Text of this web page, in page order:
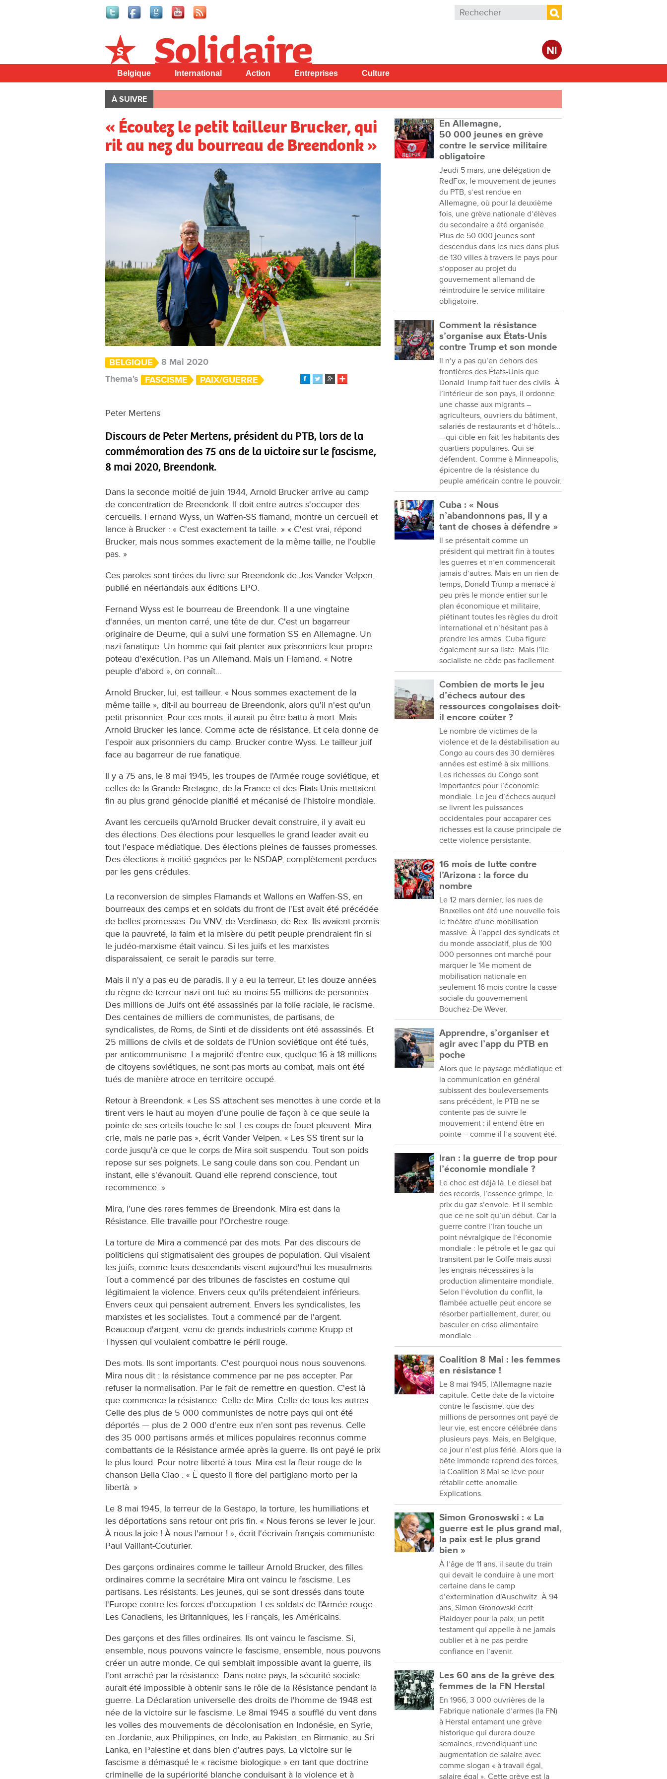
Formulaire de recherche
Rechercher
Nl
Solidaire
Belgique International Action Entreprises Culture
À SUIVRE
« Écoutez le petit tailleur Brucker, qui
rit au nez du bourreau de Breendonk »
BELGIQUE
8 Mai 2020
Thema's
FASCISME PAIX/GUERRE
Peter Mertens
Discours de Peter Mertens, président du PTB, lors de la
commémoration des 75 ans de la victoire sur le fascisme,
8 mai 2020, Breendonk.
Dans la seconde moitié de juin 1944, Arnold Brucker arrive au camp
de concentration de Breendonk. Il doit entre autres s'occuper des
cercueils. Fernand Wyss, un Waffen-SS flamand, montre un cercueil et
lance à Brucker : « C'est exactement ta taille. » « C'est vrai, répond
Brucker, mais nous sommes exactement de la même taille, ne l'oublie
pas. »
Ces paroles sont tirées du livre sur Breendonk de Jos Vander Velpen,
publié en néerlandais aux éditions EPO.
Fernand Wyss est le bourreau de Breendonk. Il a une vingtaine
d'années, un menton carré, une tête de dur. C'est un bagarreur
originaire de Deurne, qui a suivi une formation SS en Allemagne. Un
nazi fanatique. Un homme qui fait planter aux prisonniers leur propre
poteau d'exécution. Pas un Allemand. Mais un Flamand. « Notre
peuple d'abord », on connaît...
Arnold Brucker, lui, est tailleur. « Nous sommes exactement de la
même taille », dit-il au bourreau de Breendonk, alors qu'il n'est qu'un
petit prisonnier. Pour ces mots, il aurait pu être battu à mort. Mais
Arnold Brucker les lance. Comme acte de résistance. Et cela donne de
l'espoir aux prisonniers du camp. Brucker contre Wyss. Le tailleur juif
face au bagarreur de rue fanatique.
Il y a 75 ans, le 8 mai 1945, les troupes de l'Armée rouge soviétique, et
celles de la Grande-Bretagne, de la France et des États-Unis mettaient
fin au plus grand génocide planifié et mécanisé de l'histoire mondiale.
Avant les cercueils qu'Arnold Brucker devait construire, il y avait eu
des élections. Des élections pour lesquelles le grand leader avait eu
tout l'espace médiatique. Des élections pleines de fausses promesses.
Des élections à moitié gagnées par le NSDAP, complètement perdues
par les gens crédules.
La reconversion de simples Flamands et Wallons en Waffen-SS, en
bourreaux des camps et en soldats du front de l'Est avait été précédée
de belles promesses. Du VNV, de Verdinaso, de Rex. Ils avaient promis
que la pauvreté, la faim et la misère du petit peuple prendraient fin si
le judéo-marxisme était vaincu. Si les juifs et les marxistes
disparaissaient, ce serait le paradis sur terre.
Mais il n'y a pas eu de paradis. Il y a eu la terreur. Et les douze années
du règne de terreur nazi ont tué au moins 55 millions de personnes.
Des millions de Juifs ont été assassinés par la folie raciale, le racisme.
Des centaines de milliers de communistes, de partisans, de
syndicalistes, de Roms, de Sinti et de dissidents ont été assassinés. Et
25 millions de civils et de soldats de l'Union soviétique ont été tués,
par anticommunisme. La majorité d'entre eux, quelque 16 à 18 millions
de citoyens soviétiques, ne sont pas morts au combat, mais ont été
tués de manière atroce en territoire occupé.
Retour à Breendonk. « Les SS attachent ses menottes à une corde et la
tirent vers le haut au moyen d'une poulie de façon à ce que seule la
pointe de ses orteils touche le sol. Les coups de fouet pleuvent. Mira
crie, mais ne parle pas », écrit Vander Velpen. « Les SS tirent sur la
corde jusqu'à ce que le corps de Mira soit suspendu. Tout son poids
repose sur ses poignets. Le sang coule dans son cou. Pendant un
instant, elle s'évanouit. Quand elle reprend conscience, tout
recommence. »
Mira, l'une des rares femmes de Breendonk. Mira est dans la
Résistance. Elle travaille pour l'Orchestre rouge.
La torture de Mira a commencé par des mots. Par des discours de
politiciens qui stigmatisaient des groupes de population. Qui visaient
les juifs, comme leurs descendants visent aujourd'hui les musulmans.
Tout a commencé par des tribunes de fascistes en costume qui
légitimaient la violence. Envers ceux qu'ils prétendaient inférieurs.
Envers ceux qui pensaient autrement. Envers les syndicalistes, les
marxistes et les socialistes. Tout a commencé par de l'argent.
Beaucoup d'argent, venu de grands industriels comme Krupp et
Thyssen qui voulaient combattre le péril rouge.
Des mots. Ils sont importants. C'est pourquoi nous nous souvenons.
Mira nous dit : la résistance commence par ne pas accepter. Par
refuser la normalisation. Par le fait de remettre en question. C'est là
que commence la résistance. Celle de Mira. Celle de tous les autres.
Celle des plus de 5 000 communistes de notre pays qui ont été
déportés — plus de 2 000 d'entre eux n'en sont pas revenus. Celle
des 35 000 partisans armés et milices populaires reconnus comme
combattants de la Résistance armée après la guerre. Ils ont payé le prix
le plus lourd. Pour notre liberté à tous. Mira est la fleur rouge de la
chanson Bella Ciao : « È questo il fiore del partigiano morto per la
libertà. »
Le 8 mai 1945, la terreur de la Gestapo, la torture, les humiliations et
les déportations sans retour ont pris fin. « Nous ferons se lever le jour.
À nous la joie ! À nous l'amour ! », écrit l'écrivain français communiste
Paul Vaillant-Couturier.
Des garçons ordinaires comme le tailleur Arnold Brucker, des filles
ordinaires comme la secrétaire Mira ont vaincu le fascisme. Les
partisans. Les résistants. Les jeunes, qui se sont dressés dans toute
l'Europe contre les forces d'occupation. Les soldats de l'Armée rouge.
Les Canadiens, les Britanniques, les Français, les Américains.
Des garçons et des filles ordinaires. Ils ont vaincu le fascisme. Si,
ensemble, nous pouvons vaincre le fascisme, ensemble, nous pouvons
créer un autre monde. Ce qui semblait impossible avant la guerre, ils
l'ont arraché par la résistance. Dans notre pays, la sécurité sociale
aurait été impossible à obtenir sans le rôle de la Résistance pendant la
guerre. La Déclaration universelle des droits de l'homme de 1948 est
née de la victoire sur le fascisme. Le 8mai 1945 a soufflé du vent dans
les voiles des mouvements de décolonisation en Indonésie, en Syrie,
en Jordanie, aux Philippines, en Inde, au Pakistan, en Birmanie, au Sri
Lanka, en Palestine et dans bien d'autres pays. La victoire sur le
fascisme a démasqué le « racisme biologique » en tant que doctrine
criminelle de la supériorité blanche conduisant à la violence et à
En Allemagne,
50 000 jeunes en grève
contre le service militaire
obligatoire
Jeudi 5 mars, une délégation de
RedFox, le mouvement de jeunes
du PTB, s’est rendue en
Allemagne, où pour la deuxième
fois, une grève nationale d’élèves
du secondaire a été organisée.
Plus de 50 000 jeunes sont
descendus dans les rues dans plus
de 130 villes à travers le pays pour
s’opposer au projet du
gouvernement allemand de
réintroduire le service militaire
obligatoire.
Comment la résistance
s’organise aux États-Unis
contre Trump et son monde
Il n’y a pas qu’en dehors des
frontières des États-Unis que
Donald Trump fait tuer des civils. À
l’intérieur de son pays, il ordonne
une chasse aux migrants –
agriculteurs, ouvriers du bâtiment,
salariés de restaurants et d’hôtels…
– qui cible en fait les habitants des
quartiers populaires. Qui se
défendent. Comme à Minneapolis,
épicentre de la résistance du
peuple américain contre le pouvoir.
Cuba : « Nous
n’abandonnons pas, il y a
tant de choses à défendre »
Il se présentait comme un
président qui mettrait fin à toutes
les guerres et n’en commencerait
jamais d’autres. Mais en un rien de
temps, Donald Trump a menacé à
peu près le monde entier sur le
plan économique et militaire,
piétinant toutes les règles du droit
international et n’hésitant pas à
prendre les armes. Cuba figure
également sur sa liste. Mais l’île
socialiste ne cède pas facilement.
Combien de morts le jeu
d’échecs autour des
ressources congolaises doit-
il encore coûter ?
Le nombre de victimes de la
violence et de la déstabilisation au
Congo au cours des 30 dernières
années est estimé à six millions.
Les richesses du Congo sont
importantes pour l’économie
mondiale. Le jeu d’échecs auquel
se livrent les puissances
occidentales pour accaparer ces
richesses est la cause principale de
cette violence persistante.
16 mois de lutte contre
l’Arizona : la force du
nombre
Le 12 mars dernier, les rues de
Bruxelles ont été une nouvelle fois
le théâtre d’une mobilisation
massive. À l’appel des syndicats et
du monde associatif, plus de 100
000 personnes ont marché pour
marquer le 14e moment de
mobilisation nationale en
seulement 16 mois contre la casse
sociale du gouvernement
Bouchez-De Wever.
Apprendre, s’organiser et
agir avec l’app du PTB en
poche
Alors que le paysage médiatique et
la communication en général
subissent des bouleversements
sans précédent, le PTB ne se
contente pas de suivre le
mouvement : il entend être en
pointe – comme il l’a souvent été.
Iran : la guerre de trop pour
l’économie mondiale ?
Le choc est déjà là. Le diesel bat
des records, l’essence grimpe, le
prix du gaz s’envole. Et il semble
que ce ne soit qu’un début. Car la
guerre contre l’Iran touche un
point névralgique de l’économie
mondiale : le pétrole et le gaz qui
transitent par le Golfe mais aussi
les engrais nécessaires à la
production alimentaire mondiale.
Selon l’évolution du conflit, la
flambée actuelle peut encore se
résorber partiellement, durer, ou
basculer en crise alimentaire
mondiale...
Coalition 8 Mai : les femmes
en résistance !
Le 8 mai 1945, l’Allemagne nazie
capitule. Cette date de la victoire
contre le fascisme, que des
millions de personnes ont payé de
leur vie, est encore célébrée dans
plusieurs pays. Mais, en Belgique,
ce jour n’est plus férié. Alors que la
bête immonde reprend des forces,
la Coalition 8 Mai se lève pour
rétablir cette anomalie.
Explications.
Simon Gronoswski : « La
guerre est le plus grand mal,
la paix est le plus grand
bien »
À l’âge de 11 ans, il saute du train
qui devait le conduire à une mort
certaine dans le camp
d’extermination d’Auschwitz. À 94
ans, Simon Gronowski écrit
Plaidoyer pour la paix, un petit
testament qui appelle à ne jamais
oublier et à ne pas perdre
confiance en l’avenir.
Les 60 ans de la grève des
femmes de la FN Herstal
En 1966, 3 000 ouvrières de la
Fabrique nationale d’armes (la FN)
à Herstal entament une grève
historique qui durera douze
semaines, revendiquant une
augmentation de salaire avec
comme slogan « à travail égal,
salaire égal ». Cette grève est la